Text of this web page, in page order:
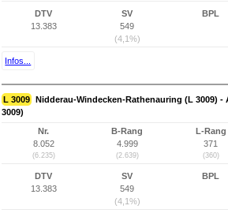
DTV
13.383
SV
549
(4,1%)
BPL
Infos...
L 3009 Nidderau-Windecken-Rathenauring (L 3009) -
3009)
Nr.
8.052
(6.235)
B-Rang
4.999
(2.639)
L-Rang
371
(360)
DTV
13.383
SV
549
(4,1%)
BPL